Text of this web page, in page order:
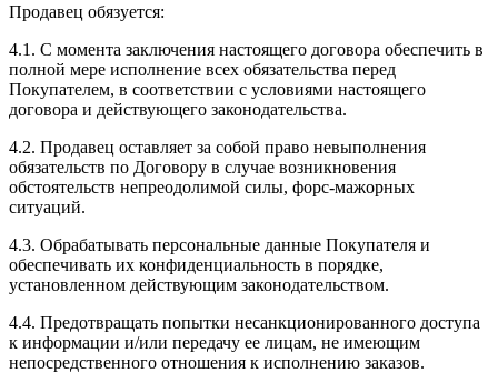
Продавец обязуется:
4.1. С момента заключения настоящего договора обеспечить в
полной мере исполнение всех обязательства перед
Покупателем, в соответствии с условиями настоящего
договора и действующего законодательства.
4.2. Продавец оставляет за собой право невыполнения
обязательств по Договору в случае возникновения
обстоятельств непреодолимой силы, форс-мажорных
ситуаций.
4.3. Обрабатывать персональные данные Покупателя и
обеспечивать их конфиденциальность в порядке,
установленном действующим законодательством.
4.4. Предотвращать попытки несанкционированного доступа
к информации и/или передачу ее лицам, не имеющим
непосредственного отношения к исполнению заказов.